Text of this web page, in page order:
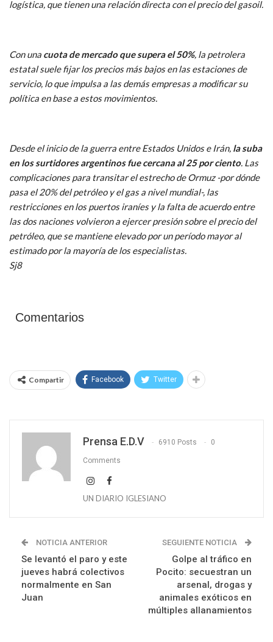
logística, que tienen una relación directa con el precio del gasoil.
Con una cuota de mercado que supera el 50%, la petrolera
estatal suele fijar los precios más bajos en las estaciones de
servicio, lo que impulsa a las demás empresas a modificar su
política en base a estos movimientos.
Desde el inicio de la guerra entre Estados Unidos e Irán, la suba
en los surtidores argentinos fue cercana al 25 por ciento. Las
complicaciones para transitar el estrecho de Ormuz -por dónde
pasa el 20% del petróleo y el gas a nivel mundial-, las
restricciones en los puertos iraníes y la falta de acuerdo entre
las dos naciones volvieron a ejercer presión sobre el precio del
petróleo, que se mantiene elevado por un período mayor al
estimado por la mayoría de los especialistas.
Sj8
Comentarios
Compartir Facebook Twitter
Prensa E.D.V 6910 Posts 0
Comments
UN DIARIO IGLESIANO
NOTICIA ANTERIOR
Se levantó el paro y este
jueves habrá colectivos
normalmente en San
Juan
SEGUIENTE NOTICIA
Golpe al tráfico en
Pocito: secuestran un
arsenal, drogas y
animales exóticos en
múltiples allanamientos